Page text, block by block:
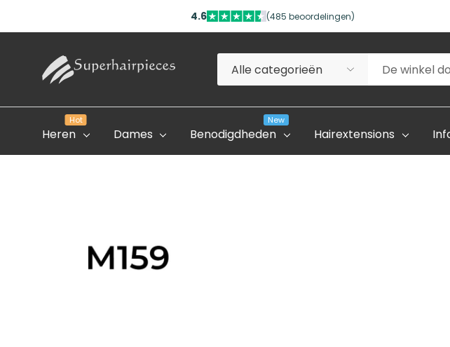
4.6 (485 beoordelingen)
Alle
categorieën
Zoeken
Heren
Hot
Dames Benodigdheden
New
Hairextensions